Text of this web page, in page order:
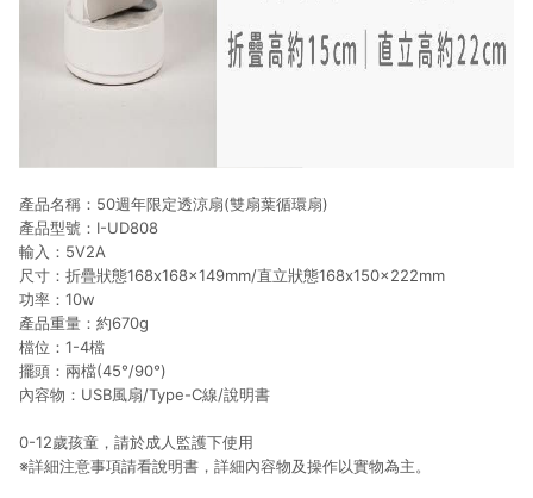
產品名稱：50週年限定透涼扇(雙扇葉循環扇)
產品型號：I-UD808
輸入：5V2A
尺寸：折疊狀態168x168x149mm/直立狀態168x150x222mm
功率：10w
產品重量：約670g
檔位：1-4檔
擺頭：兩檔(45°/90°)
內容物：USB風扇/Type-C線/說明書
0-12歲孩童，請於成人監護下使用
※詳細注意事項請看說明書，詳細內容物及操作以實物為主。